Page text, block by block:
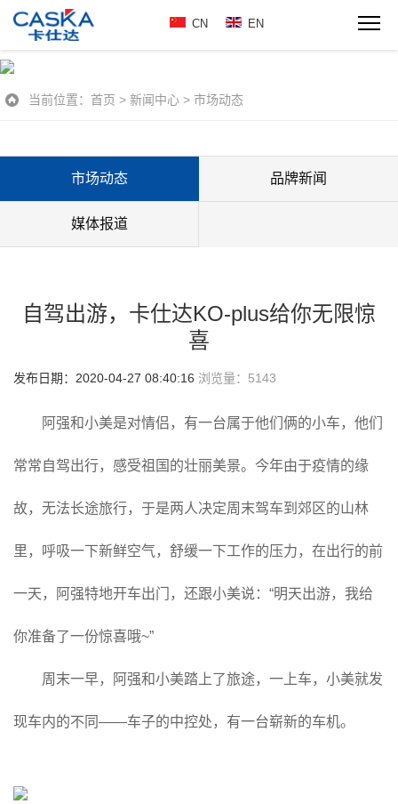
CN EN
当前位置： 首页 > 新闻中心 > 市场动态
市场动态 品牌新闻
媒体报道
自驾出游，卡仕达KO-plus给你无限惊
喜
发布日期：2020-04-27 08:40:16 浏览量： 5143
阿强和小美是对情侣，有一台属于他们俩的小车，他们
常常自驾出行，感受祖国的壮丽美景。今年由于疫情的缘
故，无法长途旅行，于是两人决定周末驾车到郊区的山林
里，呼吸一下新鲜空气，舒缓一下工作的压力，在出行的前
一天，阿强特地开车出门，还跟小美说：“明天出游，我给
你准备了一份惊喜哦~”
周末一早，阿强和小美踏上了旅途，一上车，小美就发
现车内的不同——车子的中控处，有一台崭新的车机。